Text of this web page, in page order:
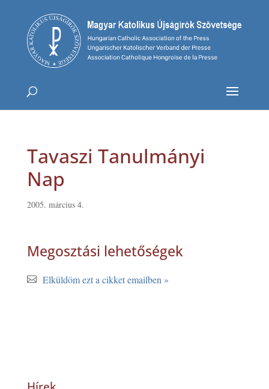
Tavaszi Tanulmányi
Nap
2005. március 4.
Megosztási lehetőségek
Elküldöm ezt a cikket emailben »